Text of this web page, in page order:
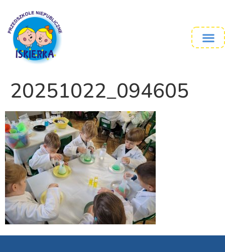
20251022_094605